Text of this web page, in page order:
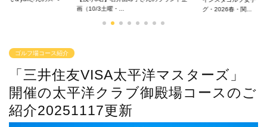
画（10/3土曜・...
グ・2026春・関...
ゴルフ場コース紹介
「三井住友VISA太平洋マスターズ」
開催の太平洋クラブ御殿場コースのご
紹介20251117更新